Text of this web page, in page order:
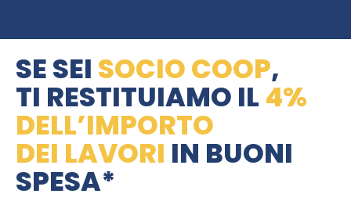
SE SEI SOCIO COOP,
TI RESTITUIAMO IL 4%
DELL’IMPORTO
DEI LAVORI IN BUONI
SPESA*